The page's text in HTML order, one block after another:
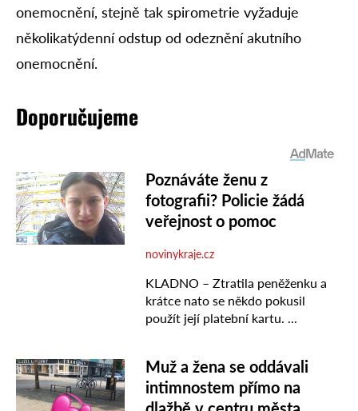
onemocnění, stejně tak spirometrie vyžaduje
několikatýdenní odstup od odeznění akutního
onemocnění.
Doporučujeme